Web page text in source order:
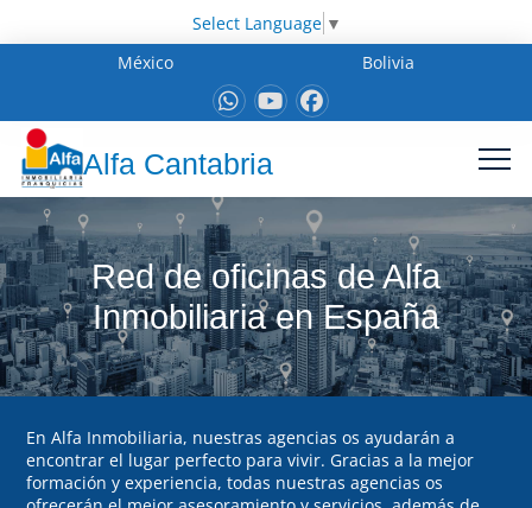
Select Language ▼
México
Bolivia
Alfa Cantabria
Red de oficinas de Alfa
Inmobiliaria en España
En Alfa Inmobiliaria, nuestras agencias os ayudarán a
encontrar el lugar perfecto para vivir. Gracias a la mejor
formación y experiencia, todas nuestras agencias os